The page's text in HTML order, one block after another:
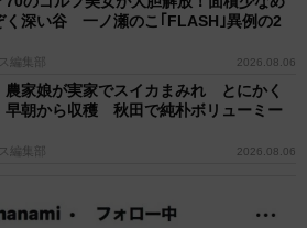
く深い谷 一ノ瀬のこ｢FLASH｣異例の2
編集部 2026.08.06
家娘が実家でスイカまみれ とにかく
早朝から収穫 秋田で純朴ボリューミー
編集部 2026.08.06